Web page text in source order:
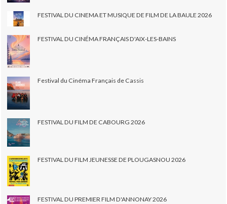
FESTIVAL DU CINEMA ET MUSIQUE DE FILM DE LA BAULE 2026
FESTIVAL DU CINÉMA FRANÇAIS D'AIX-LES-BAINS
Festival du Cinéma Français de Cassis
FESTIVAL DU FILM DE CABOURG 2026
FESTIVAL DU FILM JEUNESSE DE PLOUGASNOU 2026
FESTIVAL DU PREMIER FILM D'ANNONAY 2026